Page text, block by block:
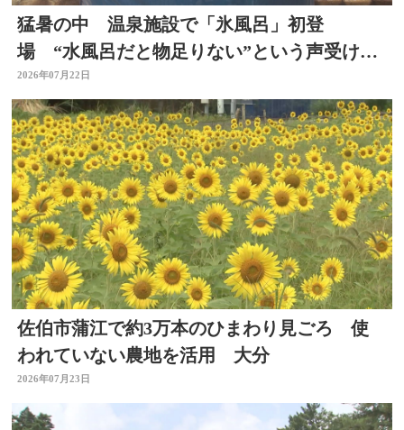
猛暑の中 温泉施設で「氷風呂」初登
場 “水風呂だと物足りない”という声受けレ
ベルアップ 大分・日田市
2026年07月22日
佐伯市蒲江で約3万本のひまわり見ごろ 使
われていない農地を活用 大分
2026年07月23日